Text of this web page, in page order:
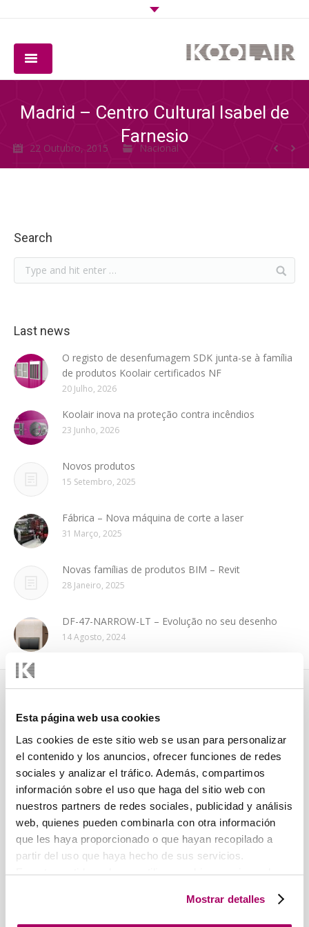
Esta página web usa cookies
Las cookies de este sitio web se usan para personalizar
el contenido y los anuncios, ofrecer funciones de redes
sociales y analizar el tráfico. Además, compartimos
información sobre el uso que haga del sitio web con
nuestros partners de redes sociales, publicidad y análisis
web, quienes pueden combinarla con otra información
que les haya proporcionado o que hayan recopilado a
partir del uso que haya hecho de sus servicios.
En este sentido podemos utilizar cookies propias y de
garantiza un nivel adecuado de protección de datos) para
registrar tus preferencias, analizar tu uso de la web y
Mostrar detalles
Madrid – Centro Cultural Isabel de
Farnesio
22 Outubro, 2015 Nacional
Search
Last news
O registo de desenfumagem SDK junta-se à família
de produtos Koolair certificados NF
20 Julho, 2026
Koolair inova na proteção contra incêndios
23 Junho, 2026
Novos produtos
15 Setembro, 2025
Fábrica – Nova máquina de corte a laser
31 Março, 2025
Novas famílias de produtos BIM – Revit
28 Janeiro, 2025
DF-47-NARROW-LT – Evolução no seu desenho
14 Agosto, 2024
KOOLAIR, S.L.
Koolair A Europa
Central
Áustria, Suíça e Alemanha
Koolair PT
Portugal
Koolair BENELUX
Bélgica, Países Baixos e
Luxemburgo
Koolair FRANÇA